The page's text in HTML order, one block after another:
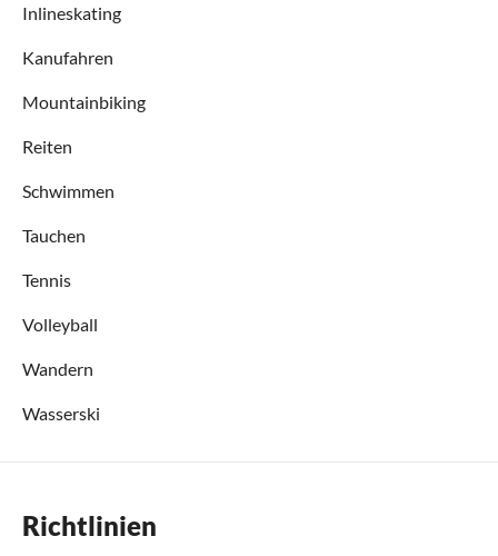
Inlineskating
Kanufahren
Mountainbiking
Reiten
Schwimmen
Tauchen
Tennis
Volleyball
Wandern
Wasserski
Richtlinien